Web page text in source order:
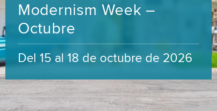
Modernism Week –
Octubre
Del 15 al 18 de octubre de 2026